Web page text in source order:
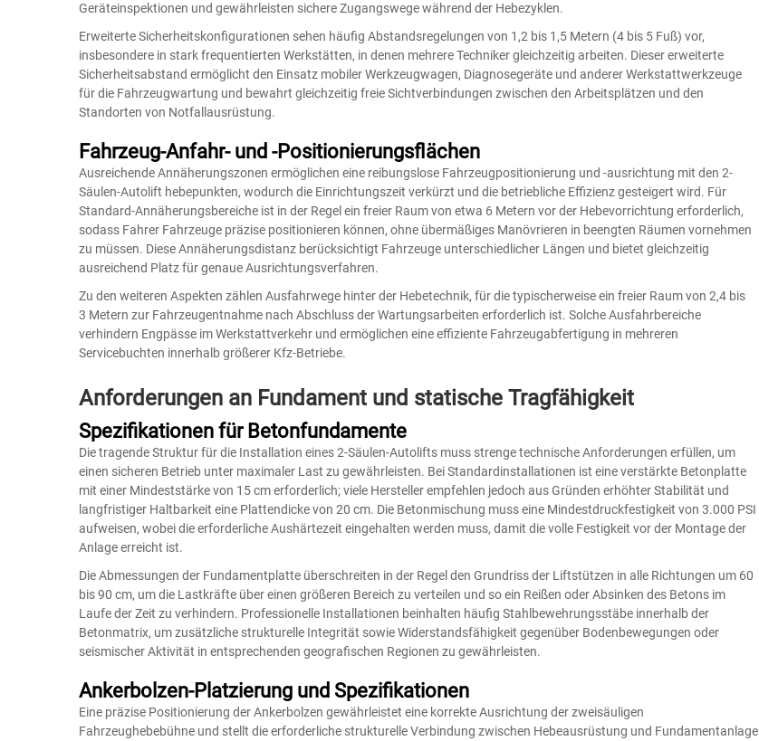
Geräteinspektionen und gewährleisten sichere Zugangswege während der Hebezyklen.
Erweiterte Sicherheitskonfigurationen sehen häufig Abstandsregelungen von 1,2 bis 1,5 Metern (4 bis 5 Fuß) vor,
insbesondere in stark frequentierten Werkstätten, in denen mehrere Techniker gleichzeitig arbeiten. Dieser erweiterte
Sicherheitsabstand ermöglicht den Einsatz mobiler Werkzeugwagen, Diagnosegeräte und anderer Werkstattwerkzeuge
für die Fahrzeugwartung und bewahrt gleichzeitig freie Sichtverbindungen zwischen den Arbeitsplätzen und den
Standorten von Notfallausrüstung.
Fahrzeug-Anfahr- und -Positionierungsflächen
Ausreichende Annäherungszonen ermöglichen eine reibungslose Fahrzeugpositionierung und -ausrichtung mit den 2-
Säulen-Autolift hebepunkten, wodurch die Einrichtungszeit verkürzt und die betriebliche Effizienz gesteigert wird. Für
Standard-Annäherungsbereiche ist in der Regel ein freier Raum von etwa 6 Metern vor der Hebevorrichtung erforderlich,
sodass Fahrer Fahrzeuge präzise positionieren können, ohne übermäßiges Manövrieren in beengten Räumen vornehmen
zu müssen. Diese Annäherungsdistanz berücksichtigt Fahrzeuge unterschiedlicher Längen und bietet gleichzeitig
ausreichend Platz für genaue Ausrichtungsverfahren.
Zu den weiteren Aspekten zählen Ausfahrwege hinter der Hebetechnik, für die typischerweise ein freier Raum von 2,4 bis
3 Metern zur Fahrzeugentnahme nach Abschluss der Wartungsarbeiten erforderlich ist. Solche Ausfahrbereiche
verhindern Engpässe im Werkstattverkehr und ermöglichen eine effiziente Fahrzeugabfertigung in mehreren
Servicebuchten innerhalb größerer Kfz-Betriebe.
Anforderungen an Fundament und statische Tragfähigkeit
Spezifikationen für Betonfundamente
Die tragende Struktur für die Installation eines 2-Säulen-Autolifts muss strenge technische Anforderungen erfüllen, um
einen sicheren Betrieb unter maximaler Last zu gewährleisten. Bei Standardinstallationen ist eine verstärkte Betonplatte
mit einer Mindeststärke von 15 cm erforderlich; viele Hersteller empfehlen jedoch aus Gründen erhöhter Stabilität und
langfristiger Haltbarkeit eine Plattendicke von 20 cm. Die Betonmischung muss eine Mindestdruckfestigkeit von 3.000 PSI
aufweisen, wobei die erforderliche Aushärtezeit eingehalten werden muss, damit die volle Festigkeit vor der Montage der
Anlage erreicht ist.
Die Abmessungen der Fundamentplatte überschreiten in der Regel den Grundriss der Liftstützen in alle Richtungen um 60
bis 90 cm, um die Lastkräfte über einen größeren Bereich zu verteilen und so ein Reißen oder Absinken des Betons im
Laufe der Zeit zu verhindern. Professionelle Installationen beinhalten häufig Stahlbewehrungsstäbe innerhalb der
Betonmatrix, um zusätzliche strukturelle Integrität sowie Widerstandsfähigkeit gegenüber Bodenbewegungen oder
seismischer Aktivität in entsprechenden geografischen Regionen zu gewährleisten.
Ankerbolzen-Platzierung und Spezifikationen
Eine präzise Positionierung der Ankerbolzen gewährleistet eine korrekte Ausrichtung der zweisäuligen
Fahrzeughebebühne und stellt die erforderliche strukturelle Verbindung zwischen Hebeausrüstung und Fundamentanlage